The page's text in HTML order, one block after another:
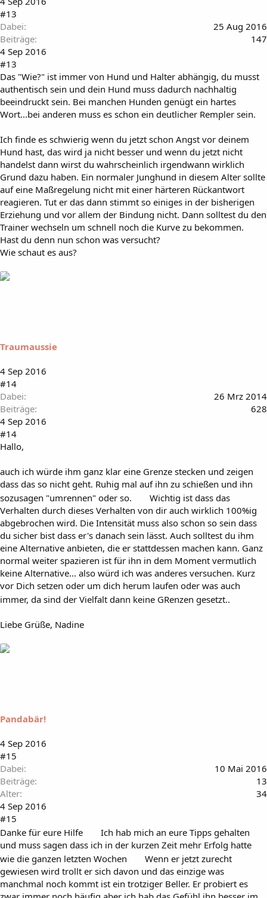
#13
Dabei
25 Aug 2016
Beiträge
147
4 Sep 2016
#13
Das "Wie?" ist immer von Hund und Halter abhängig, du musst
authentisch sein und dein Hund muss dadurch nachhaltig
beeindruckt sein. Bei manchen Hunden genügt ein hartes
Wort...bei anderen muss es schon ein deutlicher Rempler sein.
Ich finde es schwierig wenn du jetzt schon Angst vor deinem
Hund hast, das wird ja nicht besser und wenn du jetzt nicht
handelst dann wirst du wahrscheinlich irgendwann wirklich
Grund dazu haben. Ein normaler Junghund in diesem Alter sollte
auf eine Maßregelung nicht mit einer härteren Rückantwort
reagieren. Tut er das dann stimmt so einiges in der bisherigen
Erziehung und vor allem der Bindung nicht. Dann solltest du den
Trainer wechseln um schnell noch die Kurve zu bekommen.
Hast du denn nun schon was versucht?
Wie schaut es aus?
Traumaussie
4 Sep 2016
#14
Dabei
26 Mrz 2014
Beiträge
628
4 Sep 2016
#14
Hallo,
auch ich würde ihm ganz klar eine Grenze stecken und zeigen
dass das so nicht geht. Ruhig mal auf ihn zu schießen und ihn
sozusagen "umrennen" oder so.
Wichtig ist dass das
Verhalten durch dieses Verhalten von dir auch wirklich 100%ig
abgebrochen wird. Die Intensität muss also schon so sein dass
du sicher bist dass er's danach sein lässt. Auch solltest du ihm
eine Alternative anbieten, die er stattdessen machen kann. Ganz
normal weiter spazieren ist für ihn in dem Moment vermutlich
keine Alternative... also würd ich was anderes versuchen. Kurz
vor Dich setzen oder um dich herum laufen oder was auch
immer, da sind der Vielfalt dann keine GRenzen gesetzt..
Liebe Grüße, Nadine
Pandabär!
4 Sep 2016
#15
Dabei
10 Mai 2016
Beiträge
13
Alter
34
4 Sep 2016
#15
Danke für eure Hilfe
Ich hab mich an eure Tipps gehalten
und muss sagen dass ich in der kurzen Zeit mehr Erfolg hatte
wie die ganzen letzten Wochen
Wenn er jetzt zurecht
gewiesen wird trollt er sich davon und das einzige was
manchmal noch kommt ist ein trotziger Beller. Er probiert es